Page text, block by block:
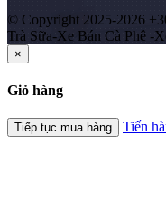
© Copyright 2025-2026
Trà Sữa-Xe Bán Cà Phê -
×
Giỏ hàng
Tiếp tục mua hàng Tiến